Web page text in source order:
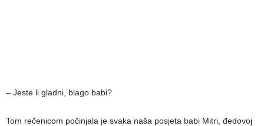
– Jeste li gladni, blago babi?
Tom rečenicom počinjala je svaka naša posjeta babi Mitri, đedovoj